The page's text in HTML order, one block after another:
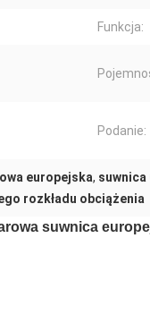
Funkcja:
Podanie:
europejska, suwnica
rozkładu obciążenia
suwnica